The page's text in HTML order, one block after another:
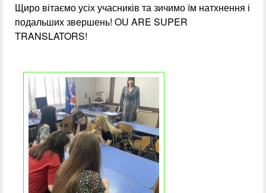
Щиро вітаємо усіх учасників та зичимо їм натхнення і
подальших звершень! OU ARE SUPER
TRANSLATORS!